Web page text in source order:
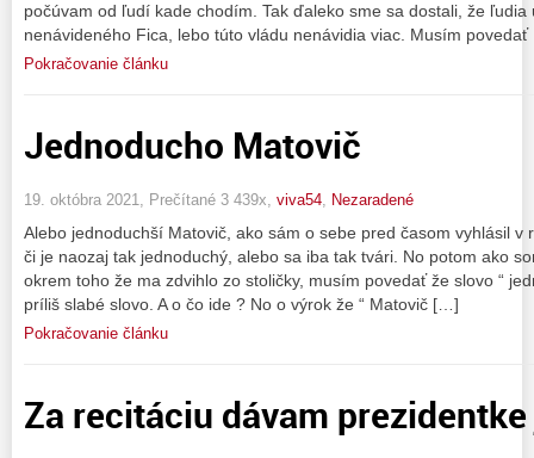
počúvam od ľudí kade chodím. Tak ďaleko sme sa dostali, že
nenávideného Fica, lebo túto vládu nenávidia viac. Musím
Pokračovanie článku
Jednoducho Matovič
19. októbra 2021, Prečítané 3 439x, viva54 Nezaradené
Alebo jednoduchší Matovič, ako sám o sebe pred časom vyhlásil v
či je naozaj tak jednoduchý, alebo sa iba tak tvári. No potom ako
okrem toho že ma zdvihlo zo stoličky, musím povedať že slovo “
príliš slabé slovo. A o čo ide ? No o výrok že “ Matovič […]
Pokračovanie článku
Za recitáciu dávam